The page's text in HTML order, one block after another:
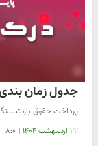
جدول زمان
پرداخت حقوق بازنشستگان از ۲۹ اردیبهشت آغاز می‌شود و تا پایان
۲۲ اردیبهشت ۱۴۰۴ | ۸:۰